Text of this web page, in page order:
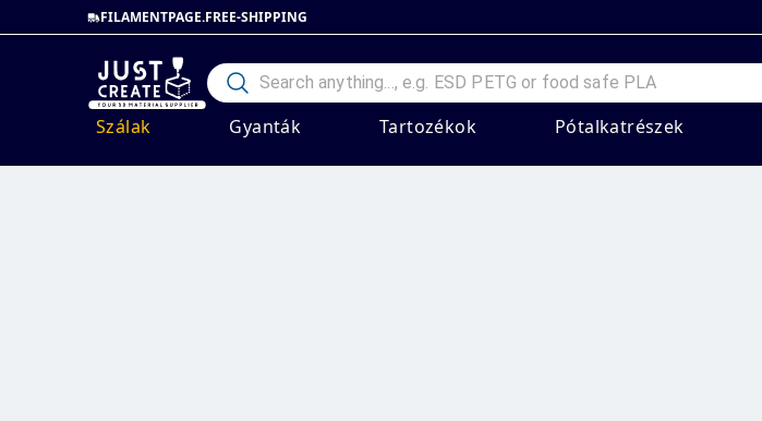
FILAMENTPAGE.FREE-SHIPPING
Szálak Gyanták Tartozékok Pótalkatrészek